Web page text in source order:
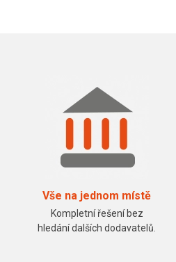
Vše na jednom místě
Kompletní řešení bez
hledání dalších dodavatelů.